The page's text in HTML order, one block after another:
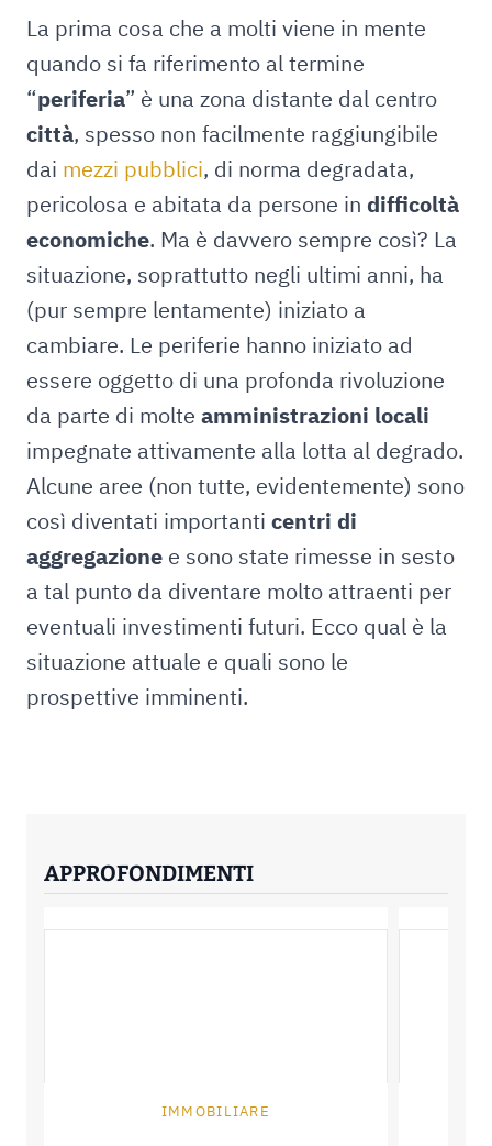
La prima cosa che a molti viene in mente
quando si fa riferimento al termine
“periferia” è una zona distante dal centro
città, spesso non facilmente raggiungibile
dai mezzi pubblici, di norma degradata,
pericolosa e abitata da persone in difficoltà
economiche. Ma è davvero sempre così? La
situazione, soprattutto negli ultimi anni, ha
(pur sempre lentamente) iniziato a
cambiare. Le periferie hanno iniziato ad
essere oggetto di una profonda rivoluzione
da parte di molte amministrazioni locali
impegnate attivamente alla lotta al degrado.
Alcune aree (non tutte, evidentemente) sono
così diventati importanti centri di
aggregazione e sono state rimesse in sesto
a tal punto da diventare molto attraenti per
eventuali investimenti futuri. Ecco qual è la
situazione attuale e quali sono le
prospettive imminenti.
APPROFONDIMENTI
IMMOBILIARE